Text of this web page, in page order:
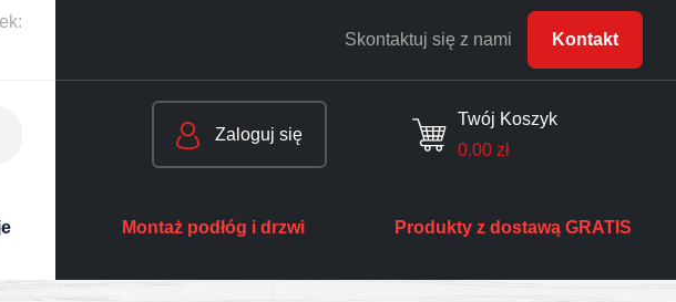
Skontaktuj się z nami Kontakt
Zaloguj się
Twój Koszyk
0.00 zł
Montaż podłóg i drzwi Produkty z dostawą GRATIS